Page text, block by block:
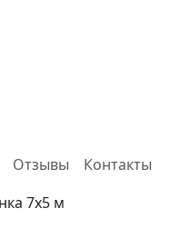
Отзывы
Контакты
7х5 м